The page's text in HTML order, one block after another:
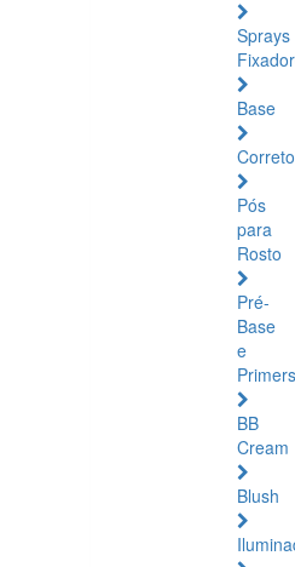
Sprays
Base
Pós
para
Rosto
Pré-
Base
e
Primers
BB
Cream
Blush